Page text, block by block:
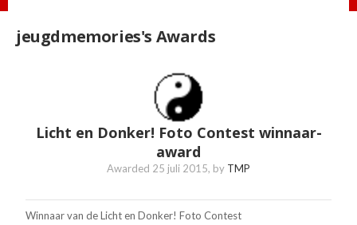
jeugdmemories's Awards
Licht en Donker! Foto Contest winnaar-
award
Awarded 25 juli 2015, by TMP
Winnaar van de Licht en Donker! Foto Contest